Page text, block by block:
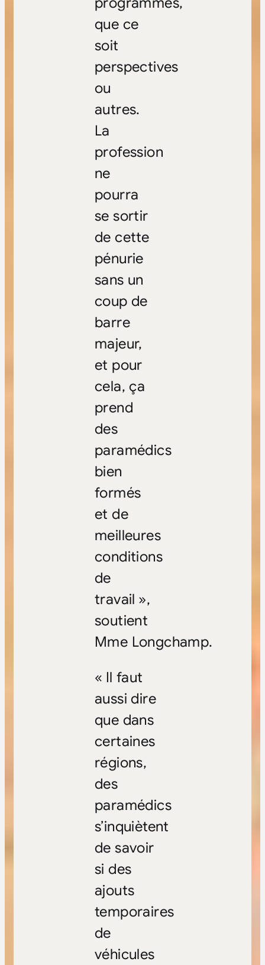
que ce
soit
perspectives
ou
autres.
La
profession
ne
pourra
se sortir
de cette
pénurie
sans un
coup de
barre
majeur,
et pour
cela, ça
prend
des
paramédics
bien
formés
et de
meilleures
conditions
de
travail »,
soutient
Mme Longchamp.
« Il faut
aussi dire
que dans
certaines
régions,
des
paramédics
s’inquiètent
de savoir
si des
ajouts
temporaires
de
véhicules